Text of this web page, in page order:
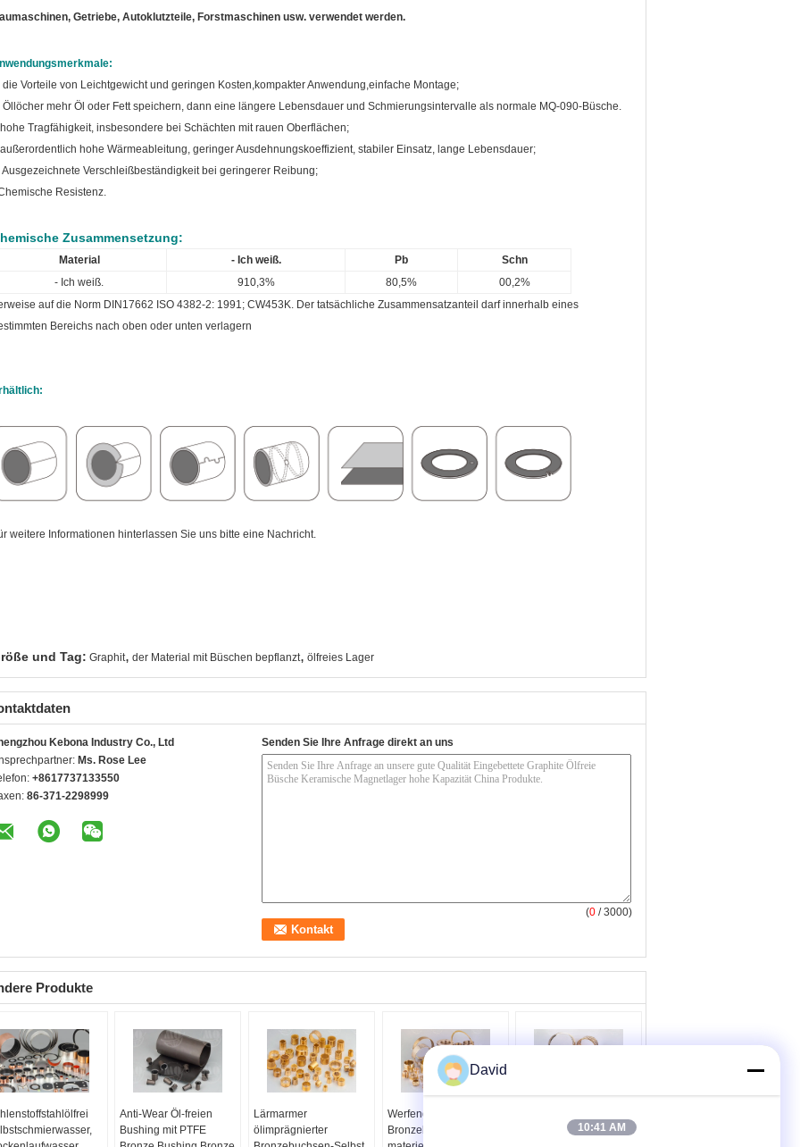
Getriebe, Autoklutzteile, Forstmaschinen usw. verwendet werden.
die Vorteile von Leichtgewicht und geringen Kosten,kompakter Anwendung,einfache Montage;
Öllöcher mehr Öl oder Fett speichern, dann eine längere Lebensdauer und Schmierungsintervalle als normale MQ-090-Büsche.
Tragfähigkeit, insbesondere bei Schächten mit rauen Oberflächen;
hohe Wärmeableitung, geringer Ausdehnungskoeffizient, stabiler Einsatz, lange Lebensdauer;
Ausgezeichnete Verschleißbeständigkeit bei geringerer Reibung;
Resistenz.
Zusammensetzung:
Material - Ich weiß. Pb
Schn
- Ich weiß.
910,3% 80,5%
00,2%
auf die Norm DIN17662 ISO 4382-2: 1991; CW453K. Der tatsächliche Zusammensatzanteil darf innerhalb eines
Bereichs nach oben oder unten verlagern
weitere Informationen hinterlassen Sie uns bitte eine Nachricht.
und Tag: Graphit, der Material mit Büschen bepflanzt, ölfreies Lager
Kebona Industry Co., Ltd
Ms. Rose Lee
+8617737133550
86-371-2298999
Senden Sie Ihre Anfrage direkt an uns
(0 / 3000)
Produkte
Anti-Wear Öl-freien
Bushing mit PTFE
Lärmarmer
ölimprägnierter
Werfende
Bronzebuchsen-
Büschen bepflanzender
David
10:41 AM